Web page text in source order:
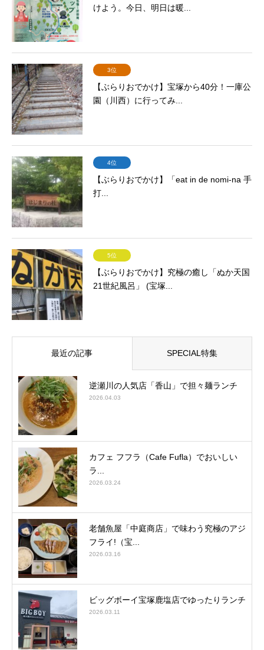
けよう。今日、明日は暖...
3位
【ぶらりおでかけ】宝塚から40分！一庫公
園（川西）に行ってみ...
4位
【ぶらりおでかけ】「eat in de nomi-na 手
打...
5位
【ぶらりおでかけ】究極の癒し「ぬか天国
21世紀風呂」 (宝塚...
最近の記事 SPECIAL特集
逆瀬川の人気店「香山」で担々麺ランチ
2026.04.03
カフェ フフラ（Cafe Fufla）でおいしい
ラ...
2026.03.24
老舗魚屋「中庭商店」で味わう究極のアジ
フライ!（宝...
2026.03.16
ビッグボーイ宝塚鹿塩店でゆったりランチ
2026.03.11